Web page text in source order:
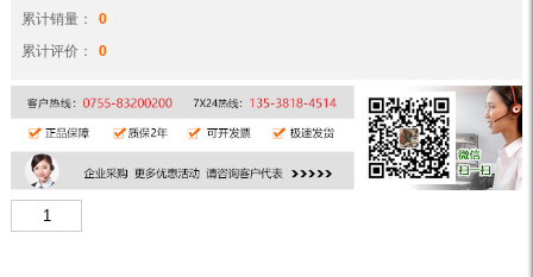
累计销量：
0
累计评价：
0